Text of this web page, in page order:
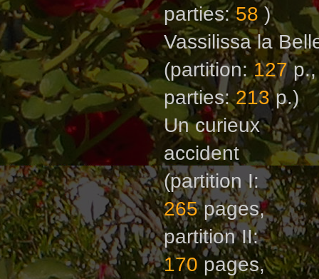
parties:58)
Vassilissa la
(partition:127p.,
parties:213p.)
Un curieux
accident
(partition I:
265рages,
partition II:
170рages,